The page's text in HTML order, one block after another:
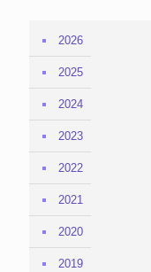
2026
2025
2024
2023
2022
2021
2020
2019